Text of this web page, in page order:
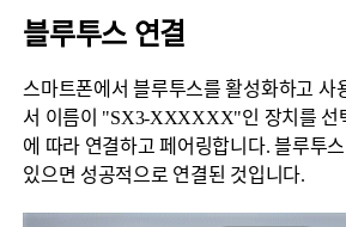
블루투스 연결
스마트폰에서 블루투스를 활성화하고 사
서 이름이 "SX3-XXXXXX"인 장치를 선
에 따라 연결하고 페어링합니다. 블루투
있으면 성공적으로 연결된 것입니다.